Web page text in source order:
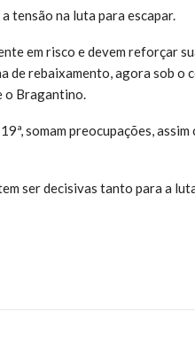
tensão na luta para escapar.
em risco e devem reforçar
de rebaixamento, agora sob o
o Bragantino.
somam preocupações, assim
ser decisivas tanto para a